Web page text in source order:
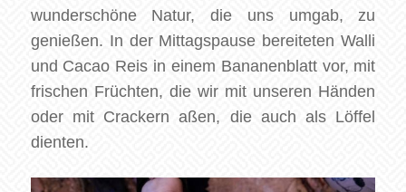
wunderschöne Natur, die uns umgab, zu
genießen. In der Mittagspause bereiteten Walli
und Cacao Reis in einem Bananenblatt vor, mit
frischen Früchten, die wir mit unseren Händen
oder mit Crackern aßen, die auch als Löffel
dienten.